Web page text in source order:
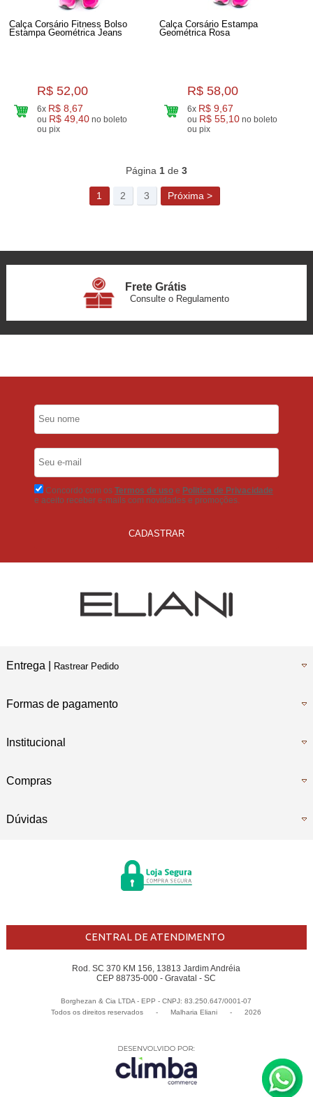
Calça Corsário Fitness Bolso
Estampa Geométrica Jeans
R$ 52,00
6x R$ 8,67
ou R$ 49,40 no boleto
ou pix
Calça Corsário Estampa
Geométrica Rosa
R$ 58,00
6x R$ 9,67
ou R$ 55,10 no boleto
ou pix
Página 1de 3
1 2 3 Próxima >
Frete Grátis
Consulte o Regulamento
Concordo com os Termos de usoe Politica de Privacidade
e aceito receber e-mails com novidades e promoções.
CADASTRAR
Entrega | Rastrear Pedido
Formas de pagamento
Institucional
Compras
Dúvidas
CENTRAL DE ATENDIMENTO
Rod. SC 370 KM 156, 13813 Jardim Andréia
CEP 88735-000 - Gravatal - SC
Borghezan & Cia LTDA - EPP - CNPJ: 83.250.647/0001-07
Todos os direitos reservados
- Malharia Eliani - 2026